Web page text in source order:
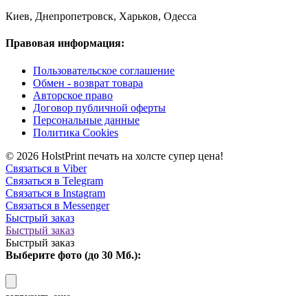
Киев, Днепропетровск, Харьков, Одесса
Правовая информация:
Пользовательское соглашение
Обмен - возврат товара
Авторское право
Договор публичной оферты
Персональные данные
Политика Cookies
© 2026 HolstPrint печать на холсте супер цена!
Связаться в Viber
Связаться в Telegram
Связаться в Instagram
Связаться в Messenger
Быстрый заказ
Быстрый заказ
Быстрый заказ
Выберите фото (до 30 Мб.):